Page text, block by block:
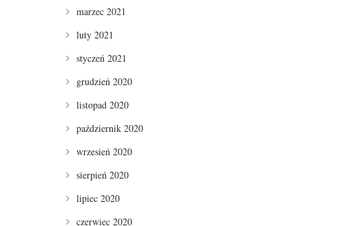
marzec 2021
luty 2021
styczeń 2021
grudzień 2020
listopad 2020
październik 2020
wrzesień 2020
sierpień 2020
lipiec 2020
czerwiec 2020